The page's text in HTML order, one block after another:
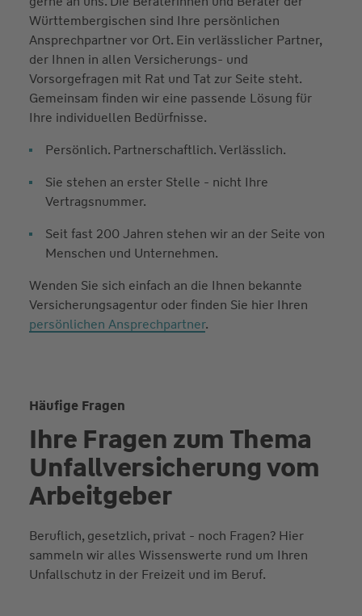
Württembergischen sind Ihre persönlichen
Ansprechpartner vor Ort. Ein verlässlicher Partner,
der Ihnen in allen Versicherungs- und
Vorsorgefragen mit Rat und Tat zur Seite steht.
Gemeinsam finden wir eine passende Lösung für
Ihre individuellen Bedürfnisse.
Persönlich. Partnerschaftlich. Verlässlich.
Sie stehen an erster Stelle - nicht Ihre
Vertragsnummer.
Seit fast 200 Jahren stehen wir an der Seite von
Menschen und Unternehmen.
Wenden Sie sich einfach an die Ihnen bekannte
Versicherungsagentur oder finden Sie hier Ihren
persönlichen Ansprechpartner.
Häufige Fragen
Ihre Fragen zum Thema
Unfallversicherung vom
Arbeitgeber
Beruflich, gesetzlich, privat - noch Fragen? Hier
sammeln wir alles Wissenswerte rund um Ihren
Unfallschutz in der Freizeit und im Beruf.